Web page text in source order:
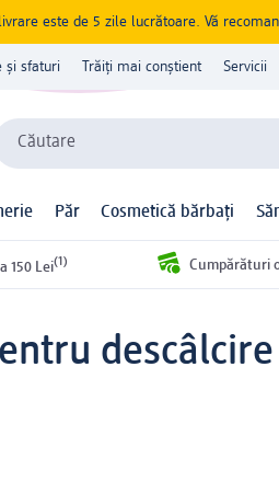
este de 5 zile lucrătoare. Vă
și sfaturi Trăiți mai conștient Servicii
Căutare
Păr Cosmetică bărbați
150 Lei(1) Cumpărături
descâlcire